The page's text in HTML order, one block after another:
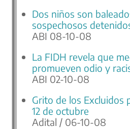
Dos niños son
sospechosos
ABI 08-10-08
La FIDH revela que
promueven odio y
ABI 02-10-08
Grito de los Excluidos
12 de octubre
Adital / 06-10-08